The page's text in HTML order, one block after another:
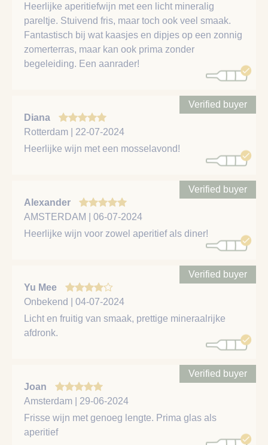
Heerlijke aperitiefwijn met een licht mineralig
pareltje. Stuivend fris, maar toch ook veel smaak.
Fantastisch bij wat kaasjes en dipjes op een zonnig
zomerterras, maar kan ook prima zonder
begeleiding. Een aanrader!
Diana
Rotterdam | 22-07-2024
Verified buyer
Heerlijke wijn met een mosselavond!
Alexander
AMSTERDAM | 06-07-2024
Verified buyer
Heerlijke wijn voor zowel aperitief als diner!
Yu Mee
Onbekend | 04-07-2024
Verified buyer
Licht en fruitig van smaak, prettige mineraalrijke
afdronk.
Joan
Amsterdam | 29-06-2024
Verified buyer
Frisse wijn met genoeg lengte. Prima glas als
aperitief